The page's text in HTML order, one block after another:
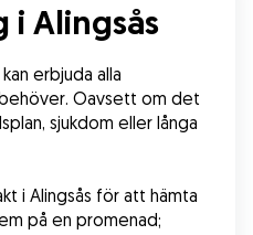
i Alingsås
erbjuda alla
Oavsett om det
sjukdom eller långa
i Alingsås för att hämta
på en promenad;